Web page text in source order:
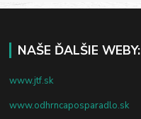
NAŠE ĎALŠIE WEBY:
www.jtf.sk
www.odhrncaposparadlo.sk